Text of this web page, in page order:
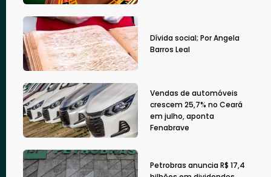
Dívida social; Por Angela
Barros Leal
Vendas de automóveis
crescem 25,7% no Ceará
em julho, aponta
Fenabrave
Petrobras anuncia R$ 17,4